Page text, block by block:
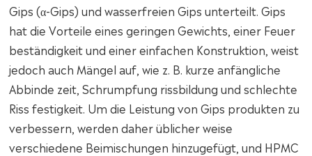
Gips (α-Gips) und wasserfreien Gips unterteilt. Gips
hat die Vorteile eines geringen Gewichts, einer Feuer
beständigkeit und einer einfachen Konstruktion, weist
jedoch auch Mängel auf, wie z. B. kurze anfängliche
Abbinde zeit, Schrumpfung rissbildung und schlechte
Riss festigkeit. Um die Leistung von Gips produkten zu
verbessern, werden daher üblicher weise
verschiedene Beimischungen hinzugefügt, und HPMC